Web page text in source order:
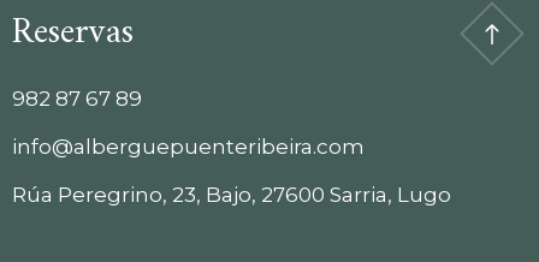
Reservas
982 87 67 89
info@alberguepuenteribeira.com
Rúa Peregrino, 23, Bajo, 27600 Sarria, Lugo